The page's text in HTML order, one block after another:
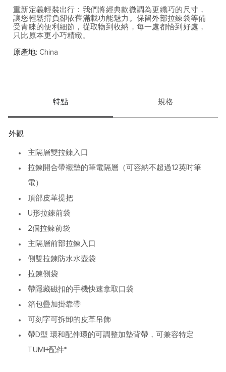
重新定義輕裝出行：我們將經典款微調為更纖巧的尺寸，
讓您輕鬆揹負卻依舊滿載功能魅力。保留外部拉鍊袋等備
受青睞的便利細節，從取物到收納，每一處都恰到好處，
只比原本更小巧精緻。
原產地: China
特點 規格
外觀
主隔層雙拉鍊入口
拉鍊開合帶襯墊的筆電隔層（可容納不超過12英吋筆
電）
頂部皮革提把
U形拉鍊前袋
2個拉鍊前袋
主隔層前部拉鍊入口
側雙拉鍊防水水壺袋
拉鍊側袋
帶隱藏磁扣的手機快速拿取口袋
箱包疊加掛靠帶
可刻字可拆卸的皮革吊飾
帶D型 環和配件環的可調整加墊背帶，可兼容特定
TUMI+配件*